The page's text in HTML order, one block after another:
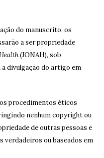
do manuscrito, os
a ser propriedade
(JONAH), sob
a divulgação do artigo em
procedimentos éticos
nenhum copyright ou
de outras pessoas e
verdadeiros ou baseados em